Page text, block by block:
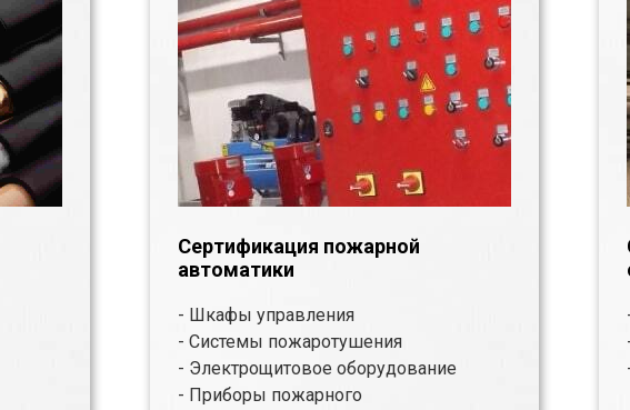
Сертификация пожарной
автоматики
- Шкафы управления
- Системы пожаротушения
- Электрощитовое оборудование
- Приборы пожарного